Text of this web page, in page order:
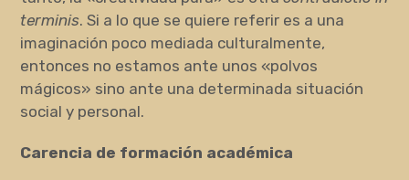
terminis. Si a lo que se quiere referir es a una
imaginación poco mediada culturalmente,
entonces no estamos ante unos «polvos
mágicos» sino ante una determinada situación
social y personal.
Carencia de formación académica